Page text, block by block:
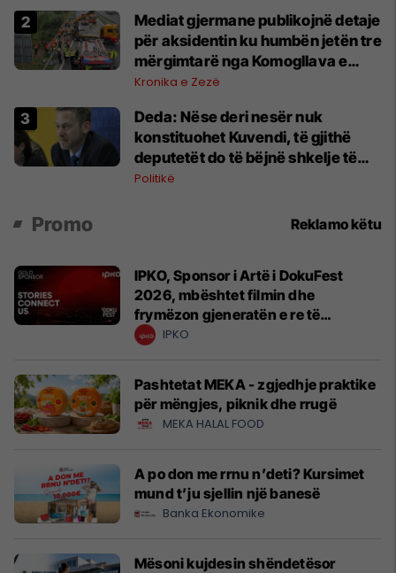
Mediat gjermane publikojnë detaje
për aksidentin ku humbën jetën tre
mërgimtarë nga Komogllava e
Ferizajt
Kronika e Zezë
Deda: Nëse deri nesër nuk
konstituohet Kuvendi, të gjithë
deputetët do të bëjnë shkelje të
rëndë kushtetuese
Politikë
Promo Reklamo këtu
IPKO, Sponsor i Artë i DokuFest
2026, mbështet filmin dhe
frymëzon gjeneratën e re të
krijuesve
IPKO
Pashtetat MEKA - zgjedhje praktike
për mëngjes, piknik dhe rrugë
MEKA HALAL FOOD
A po don me rrnu n’deti? Kursimet
mund t’ju sjellin një banesë
Banka Ekonomike
Mësoni kujdesin shëndetësor